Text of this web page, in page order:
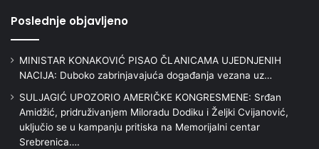
Poslednje objavljeno
MINISTAR KONAKOVIĆ PISAO ČLANICAMA UJEDNJENIH
NACIJA: Duboko zabrinjavajuća događanja vezana uz…
SULJAGIĆ UPOZORIO AMERIČKE KONGRESMENE: Srđan
Amidžić, pridruživanjem Miloradu Dodiku i Željki Cvijanović,
uključio se u kampanju pritiska na Memorijalni centar
Srebrenica….